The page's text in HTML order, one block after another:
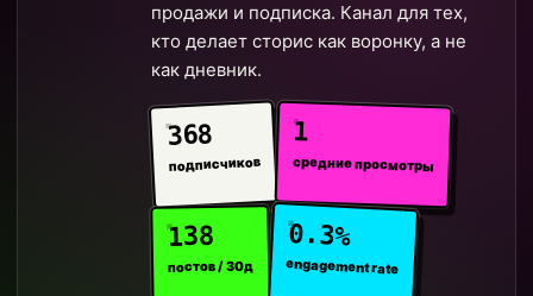
продажи и подписка. Канал для тех,
кто делает сторис как воронку, а не
как дневник.
368
подписчиков
1
средние просмотры
138
постов / 30д
0.3%
engagement rate